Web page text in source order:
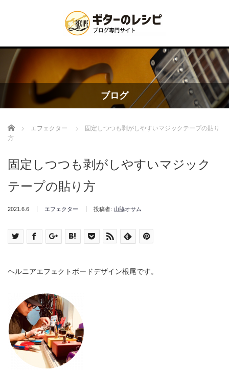
ブログ
Home エフェクター
固定しつつも剥がしやすいマジックテープの貼り
方
固定しつつも剥がしやすいマジック
テープの貼り方
2021.6.6 エフェクター 投稿者: 山脇オサム
ヘルニアエフェクトボードデザイン根尾です。